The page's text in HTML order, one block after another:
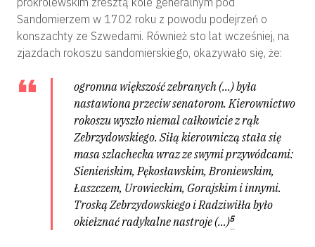
Sandomierzem w 1702 roku z powodu podejrzeń o
konszachty ze Szwedami. Również sto lat wcześniej, na
zjazdach rokoszu sandomierskiego, okazywało się, że:
ogromna większość zebranych (…) była
nastawiona przeciw senatorom. Kierownictwo
rokoszu wyszło niemal całkowicie z rąk
Zebrzydowskiego. Siłą kierowniczą stała się
masa szlachecka wraz ze swymi przywódcami:
Sienieńskim, Pękosławskim, Broniewskim,
Łaszczem, Urowieckim, Gorajskim i innymi.
Troską Zebrzydowskiego i Radziwiłła było
okiełznać radykalne nastroje (…)5